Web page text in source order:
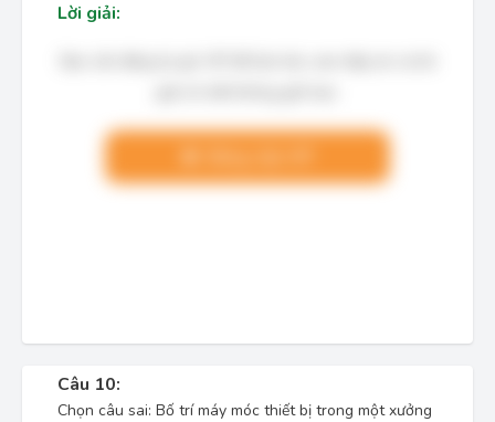
Lời giải:
Câu 10:
Chọn câu sai: Bố trí máy móc thiết bị trong một xưởng